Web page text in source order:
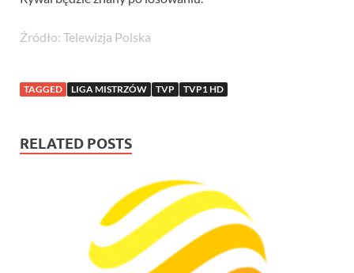
Źródło: Telewizja Polska
TAGGED LIGA MISTRZÓW TVP TVP1 HD
RELATED POSTS